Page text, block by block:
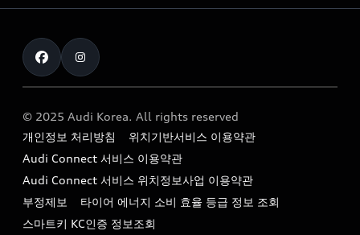
The new Audi A6 Taste Drive 이벤트
myAudiworld
내비게이션 데이터 다운로드
아우디 영상 매뉴얼
고객지원센터
서비스 예약
Formula 1
Audi Story
아우디코리아 소식
아우디코리아 소개
아우디 스토리
아우디 브랜드 히스토리
통신판매업신고번호 : 2024-서울종로-1079
대표자명 : 틸 셰어
딩)
대표전화 : 080-767-2834
이메일 : audi_m@audi-ccc.co.kr
© 2025 Audi Korea. All rights reserved
개인정보 처리방침
위치기반서비스 이용약관
Audi Connect 서비스 이용약관
Audi Connect 서비스 위치정보사업 이용약관
부정제보
타이어 에너지 소비 효율 등급 정보 조회
스마트키 KC인증 정보조회